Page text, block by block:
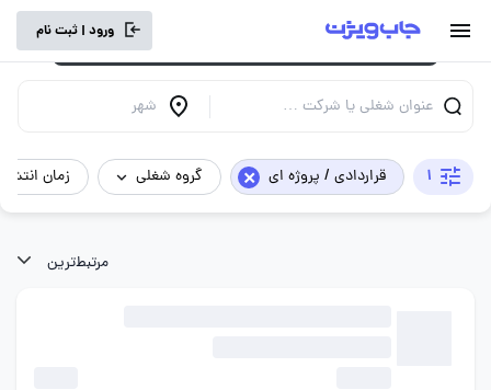
ورود | ثبت نام
عنوان شغلی یا شرکت … شهر
1 گروه شغلی زمان انتشار قراردادی / پروژه ای ×
برای تجربه کاربری بهتر و سرعت بالاتر، vpn
خود را خاموش کنید.